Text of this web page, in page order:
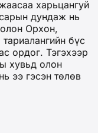
харьцангуй
дундаж нь
Орхон,
бүс
ордог. Тэгэхээр
хувьд олон
ээ гэсэн төлөв